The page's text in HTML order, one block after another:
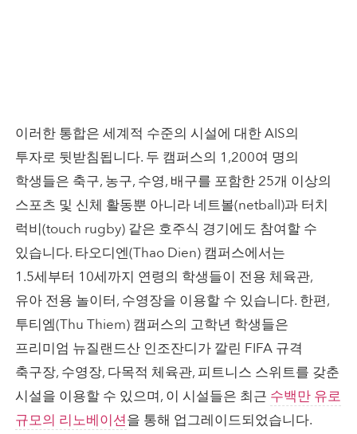
이러한 통합은 세계적 수준의 시설에 대한 AIS의
투자로 뒷받침됩니다. 두 캠퍼스의 1,200여 명의
학생들은 축구, 농구, 수영, 배구를 포함한 25개 이상의
스포츠 및 신체 활동뿐 아니라 네트볼(netball)과 터치
럭비(touch rugby) 같은 호주식 경기에도 참여할 수
있습니다. 타오디엔(Thao Dien) 캠퍼스에서는
1.5세부터 10세까지 연령의 학생들이 전용 체육관,
유아 전용 놀이터, 수영장을 이용할 수 있습니다. 한편,
투티엠(Thu Thiem) 캠퍼스의 고학년 학생들은
프리미엄 뉴질랜드산 인조잔디가 깔린 FIFA 규격
축구장, 수영장, 다목적 체육관, 피트니스 스위트를 갖춘
시설을 이용할 수 있으며, 이 시설들은 최근 수백만 유로
규모의 리노베이션을 통해 업그레이드되었습니다.